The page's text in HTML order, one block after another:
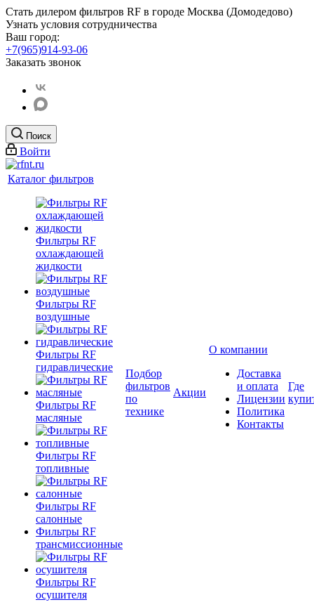
Стать дилером фильтров RF в городе Москва (Домодедово)
Узнать условия сотрудничества
Ваш город:
+7(965)914-93-06
Заказать звонок
Поиск
Войти
Каталог фильтров
Фильтры RF
охлаждающей
жидкости
Фильтры RF
воздушные
Фильтры RF
гидравлические
Фильтры RF
масляные
Фильтры RF
топливные
Фильтры RF
салонные
Фильтры RF
трансмиссионные
Фильтры RF
осушителя
Подбор
фильтров
по
технике
Акции
О компании
Доставка
и оплата
Лицензии
Политика
Контакты
Где